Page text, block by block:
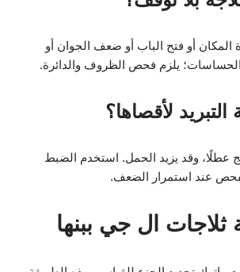
أو فتح الباب أو ضعف الجوان أو
الحساسات؛ يلزم فحص الظروف والدائرة.
لأقصاها؟
عطلًا، وقد يزيد الحمل. استخدم الضبط
عند استمرار الضعف.
ثلاجات ال جي ببنها